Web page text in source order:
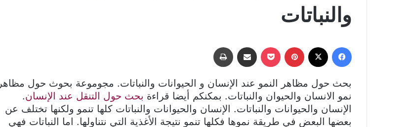
والنباتات
فيسبوك بينتيريست ‫Pocket مشاركة عبر البريد
بحث حول مظاهر النمو عند الإنسان و الحيوانات والنباتات. مجوموعة بحوث حول مظاهر
نمو الانسان والحيوان والنباتات. بمكنكم أيضا قراءة بحث حول التنقل عند الإنسان.
الإنسان والحيوانات والنباتات. الإنسان والحيوانات والنباتات كلها تنمو ولكنها تختلف عن
بعضها البعض في طريقة نموها فكلها تنمو نتيجة الأغذية التي نتناولها. اما النباتات فهي